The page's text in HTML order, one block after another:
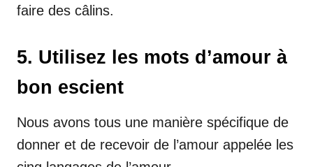
faire des câlins.
5. Utilisez les mots d’amour à
bon escient
Nous avons tous une manière spécifique de
donner et de recevoir de l’amour appelée les